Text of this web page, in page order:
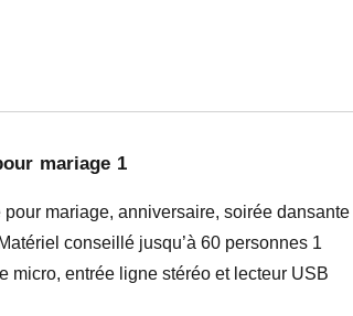
mariage 1
mariage, anniversaire, soirée dansante
conseillé jusqu’à 60 personnes 1
micro, entrée ligne stéréo et lecteur USB